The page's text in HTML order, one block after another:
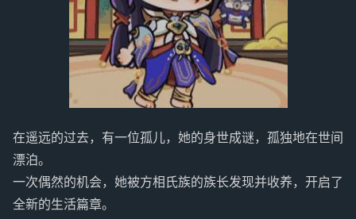
在遥远的过去，有一位孤儿，她的身世成谜，孤独地在世间
漂泊。
一次偶然的机会，她被方相氏族的族长发现并收养，开启了
全新的生活篇章。